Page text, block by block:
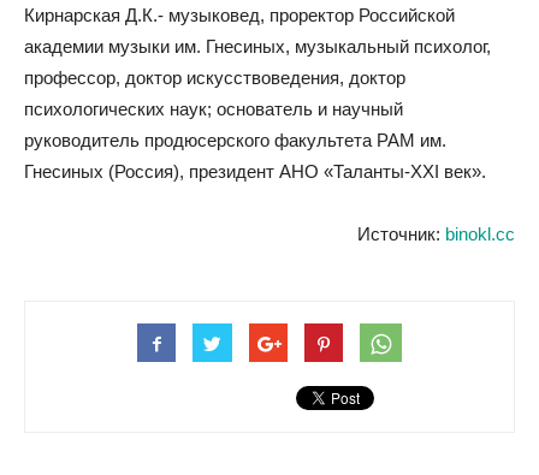
Кирнарская Д.К.- музыковед, проректор Российской
академии музыки им. Гнесиных, музыкальный психолог,
профессор, доктор искусствоведения, доктор
психологических наук; основатель и научный
руководитель продюсерского факультета РАМ им.
Гнесиных (Россия), президент АНО «Таланты-XXI век».
Источник: binokl.cc